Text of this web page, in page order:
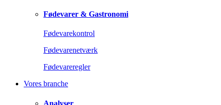
Fødevarer & Gastronomi
Fødevarekontrol
Fødevarenetværk
Fødevareregler
Vores branche
Analyser